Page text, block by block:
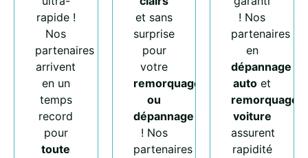
rapide !
Nos
partenaires
arrivent
en un
temps
record
pour
toute
et sans
surprise
pour
votre
remorquage
ou
dépannage
! Nos
partenaires
! Nos
partenaires
en
dépannage
auto et
remorquage
voiture
assurent
rapidité